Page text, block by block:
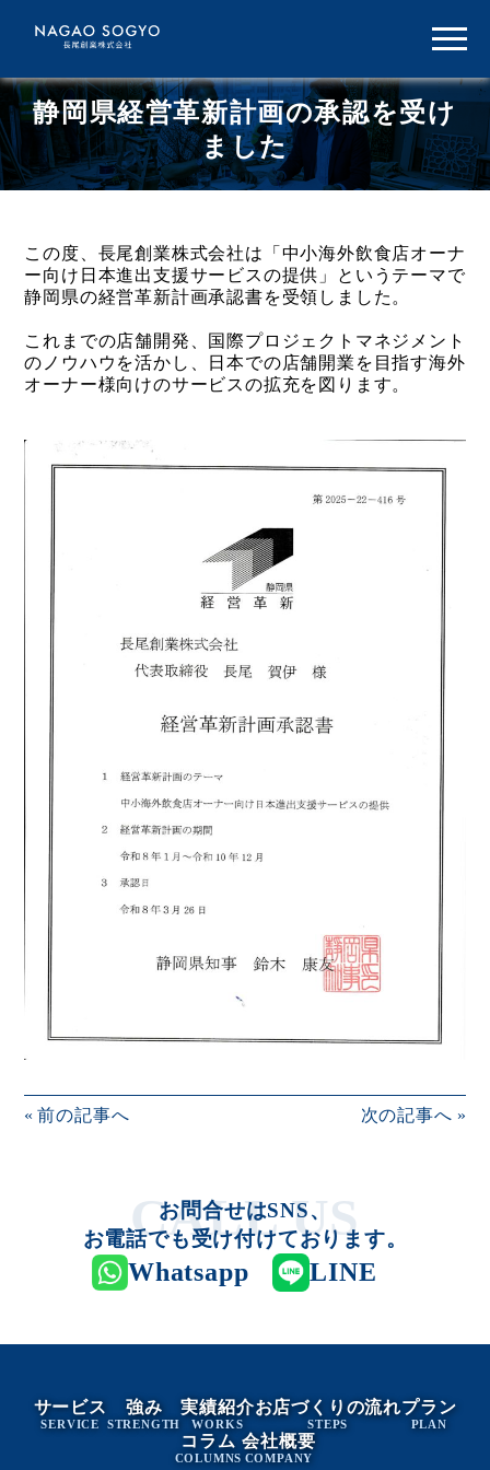
静岡県経営革新計画の承認を受け
ました
この度、長尾創業株式会社は「中小海外飲食店オーナ
ー向け日本進出支援サービスの提供」というテーマで
静岡県の経営革新計画承認書を受領しました。
これまでの店舗開発、国際プロジェクトマネジメント
のノウハウを活かし、日本での店舗開業を目指す海外
オーナー様向けのサービスの拡充を図ります。
«前の記事へ 次の記事へ »
お問合せはSNS、
お電話でも受け付けております。
Whatsapp LINE
サービス
SERVICE
強み
STRENGTH
実績紹介
WORKS
お店づくりの流れ
STEPS
プラン
PLAN
コラム
COLUMNS
会社概要
COMPANY